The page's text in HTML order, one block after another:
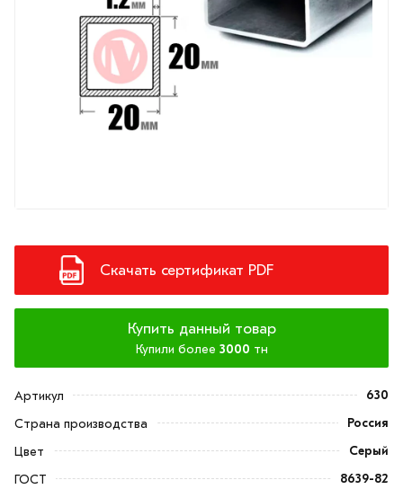
Скачать сертификат PDF
Купить данный товар
Купили более 3000 тн
Артикул
630
Страна производства
Россия
Цвет
Серый
ГОСТ
8639-82